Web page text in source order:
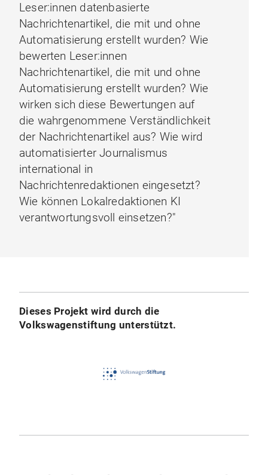
Leser:innen datenbasierte
Nachrichtenartikel, die mit und ohne
Automatisierung erstellt wurden? Wie
bewerten Leser:innen
Nachrichtenartikel, die mit und ohne
Automatisierung erstellt wurden? Wie
wirken sich diese Bewertungen auf
die wahrgenommene Verständlichkeit
der Nachrichtenartikel aus? Wie wird
automatisierter Journalismus
international in
Nachrichtenredaktionen eingesetzt?
Wie können Lokalredaktionen KI
verantwortungsvoll einsetzen?"
Dieses Projekt wird durch die
Volkswagenstiftung unterstützt.